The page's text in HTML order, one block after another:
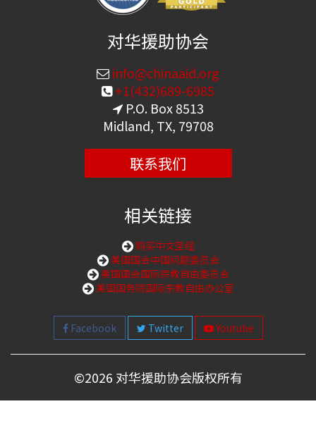
对华援助协会
info@chinaaid.org
+1(432)689-6985
P.O. Box 8513
Midland, TX, 79708
联系我们
相关链接
购买中文圣经
美国国会中国问题委员会
美国国会国际宗教自由委员会
美国国务院国际宗教自由办公室
Facebook Twitter Youtube
©2026 对华援助协会版权所有